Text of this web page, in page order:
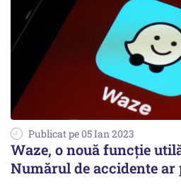
Publicat pe 05 Ian 2023
Waze, o nouă funcție
Numărul de accidente ar